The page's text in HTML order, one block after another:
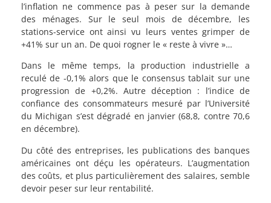
l’inflation ne commence pas à peser sur la demande
des ménages. Sur le seul mois de décembre, les
stations-service ont ainsi vu leurs ventes grimper de
+41% sur un an. De quoi rogner le « reste à vivre »…
Dans le même temps, la production industrielle a
reculé de -0,1% alors que le consensus tablait sur une
progression de +0,2%. Autre déception : l’indice de
confiance des consommateurs mesuré par l’Université
du Michigan s’est dégradé en janvier (68,8, contre 70,6
en décembre).
Du côté des entreprises, les publications des banques
américaines ont déçu les opérateurs. L’augmentation
des coûts, et plus particulièrement des salaires, semble
devoir peser sur leur rentabilité.